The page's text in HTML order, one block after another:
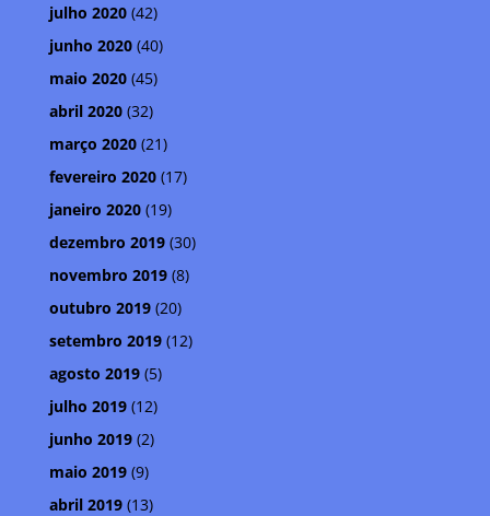
julho 2020(42)
junho 2020(40)
maio 2020(45)
abril 2020(32)
março 2020(21)
fevereiro 2020(17)
janeiro 2020(19)
dezembro 2019(30)
novembro 2019(8)
outubro 2019(20)
setembro 2019(12)
agosto 2019(5)
julho 2019(12)
junho 2019(2)
maio 2019(9)
abril 2019(13)